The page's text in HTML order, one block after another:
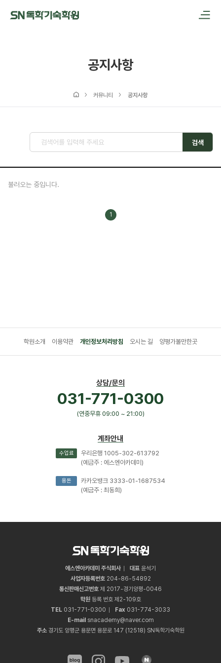
공지사항
커뮤니티 공지사항
검색
불러오는 중입니다.
1
학원소개 이용약관 개인정보처리방침 오시는 길 양평가볼만한곳
상담/문의
031-771-0300
(연중무휴 09:00 ~ 21:00)
계좌안내
수업료
우리은행 1005-302-613792
(예금주 : 에스엔아카데미)
용돈
카카오뱅크 3333-01-1687534
(예금주 : 최동희)
에스엔아카데미 주식회사 대표 윤석기
사업자등록번호 204-86-54892
통신판매신고번호 제 2017-경기양평-0046
학원등록 번호 제2-109호
TEL 031 -771 -0300 Fax 031 -774-3033
E-mail snacademy@naver.com
주소경기도 양평군 용문면 용문로 147 (12518) SN독학기숙학원